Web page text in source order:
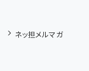
ネッ担メルマガ